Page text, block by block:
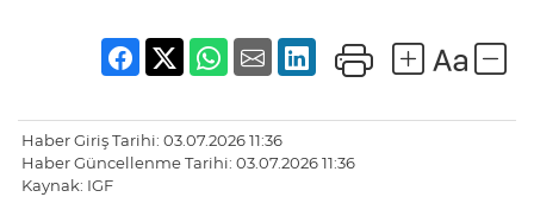
Haber Giriş Tarihi: 03.07.2026 11:36
Haber Güncellenme Tarihi: 03.07.2026 11:36
Kaynak: IGF